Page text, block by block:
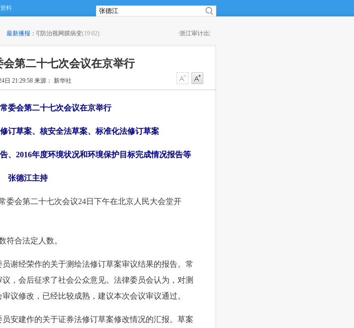
资料
最新播报： ·浙江审计出违规金额48.87亿元 千亿元资金管理不规范(18:54)
第二十七次会议在京举行
日 21:29:58 来源： 新华社
会第二十七次会议在京举行
草案、核安全法草案、标准化法修订草案
2016年度环境状况和环境保护目标完成情况报告等
德江主持
会第二十七次会议24日下午在北京人民大会堂开
合法定人数。
经荣作的关于测绘法修订草案审议结果的报告。常
，会后征求了社会公众意见。法律委员会认为，对测
议修改，已经比较成熟，建议本次会议审议通过。
建作的关于证券法修订草案修改情况的汇报。草案